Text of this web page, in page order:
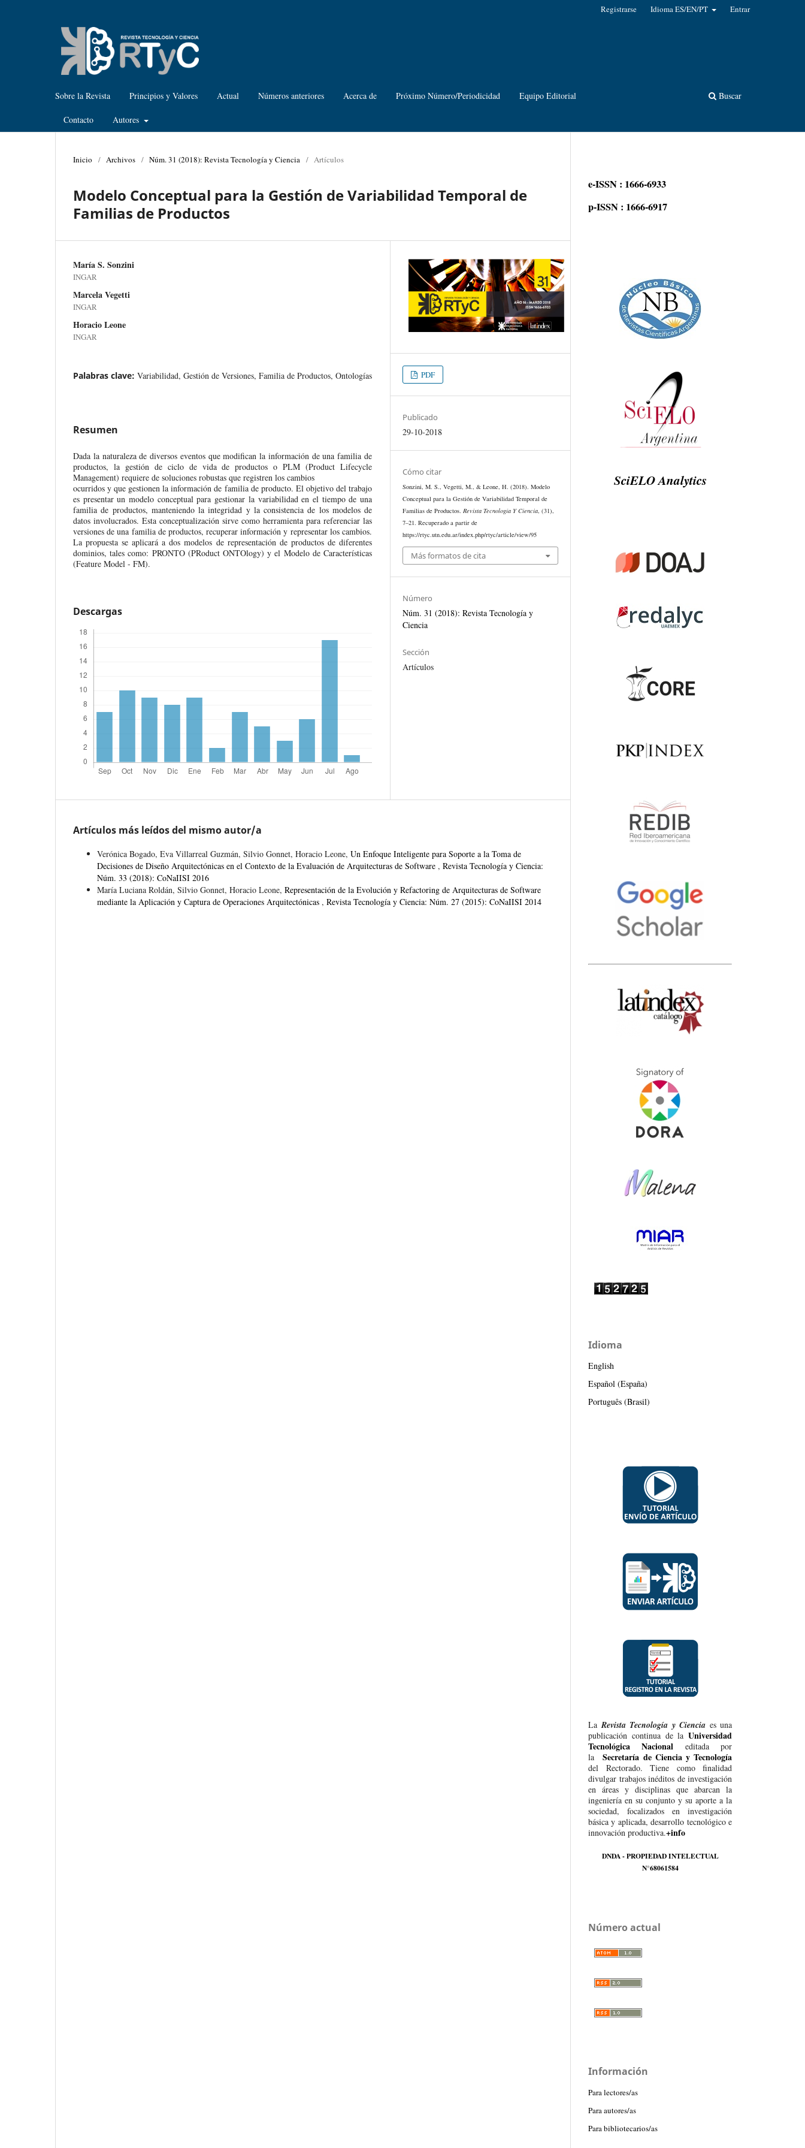
Sobre la Revista Principios y Valores Actual Números anteriores Acerca de Próximo Número/Periodicidad Equipo Editorial
Contacto Autores
Buscar
Registrarse Idioma ES/EN/PT Entrar
Inicio / Archivos / Núm. 31 (2018): Revista Tecnología y Ciencia / Artículos
Modelo Conceptual para la Gestión de Variabilidad Temporal de
Familias de Productos
María S. Sonzini
INGAR
Marcela Vegetti
INGAR
Horacio Leone
INGAR
Palabras clave: Variabilidad, Gestión de Versiones, Familia de Productos, Ontologías
Resumen
Dada la naturaleza de diversos eventos que modifican la información de una familia de
productos, la gestión de ciclo de vida de productos o PLM (Product Lifecycle
Management) requiere de soluciones robustas que registren los cambios
ocurridos y que gestionen la información de familia de producto. El objetivo del trabajo
es presentar un modelo conceptual para gestionar la variabilidad en el tiempo de una
familia de productos, manteniendo la integridad y la consistencia de los modelos de
datos involucrados. Esta conceptualización sirve como herramienta para referenciar las
versiones de una familia de productos, recuperar información y representar los cambios.
La propuesta se aplicará a dos modelos de representación de productos de diferentes
dominios, tales como: PRONTO (PRoduct ONTOlogy) y el Modelo de Características
(Feature Model - FM).
Descargas
PDF
Publicado
29-10-2018
Cómo citar
Sonzini, M. S., Vegetti, M., & Leone, H. (2018). Modelo
Conceptual para la Gestión de Variabilidad Temporal de
Familias de Productos.Revista Tecnología Y Ciencia , (31),
7–21. Recuperado a partir de
https://rtyc.utn.edu.ar/index.php/rtyc/article/view/95
Más formatos de cita
Número
Núm. 31 (2018): Revista Tecnología y
Ciencia
Sección
Artículos
Artículos más leídos del mismo autor/a
Verónica Bogado, Eva Villarreal Guzmán, Silvio Gonnet, Horacio Leone, Un Enfoque Inteligente para Soporte a la Toma de
Decisiones de Diseño Arquitectónicas en el Contexto de la Evaluación de Arquitecturas de Software , Revista Tecnología y Ciencia:
Núm. 33 (2018): CoNaIISI 2016
María Luciana Roldán, Silvio Gonnet, Horacio Leone, Representación de la Evolución y Refactoring de Arquitecturas de Software
mediante la Aplicación y Captura de Operaciones Arquitectónicas , Revista Tecnología y Ciencia: Núm. 27 (2015): CoNaIISI 2014
e-ISSN : 1666-6933
p-ISSN : 1666-6917
SciELO Analytics
Idioma
English
Español (España)
Português (Brasil)
LaRevista Tecnología y Ciencia es una
publicación continua de la Universidad
Tecnológica Nacional
editada por
laSecretaría de Ciencia y Tecnología
del Rectorado. Tiene como finalidad
divulgar trabajos inéditos de investigación
en áreas y disciplinas que abarcan la
ingeniería en su conjunto y su aporte a la
sociedad, focalizados en investigación
básica y aplicada, desarrollo tecnológico e
innovación productiva.+info
DNDA - PROPIEDAD INTELECTUAL
N°68061584
Número actual
Información
Para lectores/as
Para autores/as
Para bibliotecarios/as